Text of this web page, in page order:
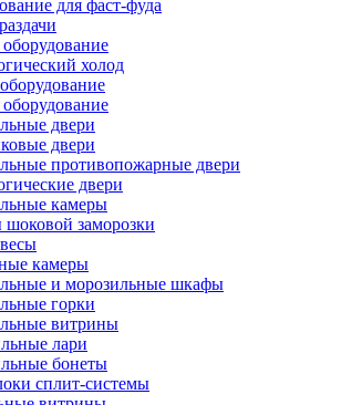
для фаст-фуда
холод
двери
двери
противопожарные двери
двери
камеры
заморозки
камеры
и морозильные шкафы
горки
витрины
лари
бонеты
сплит-системы